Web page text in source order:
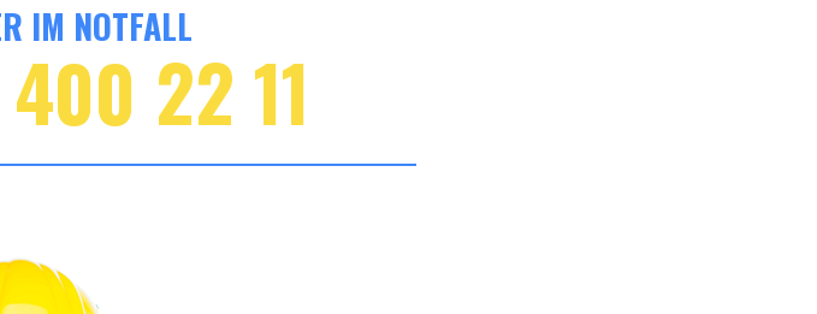
IM NOTFALL
22 11